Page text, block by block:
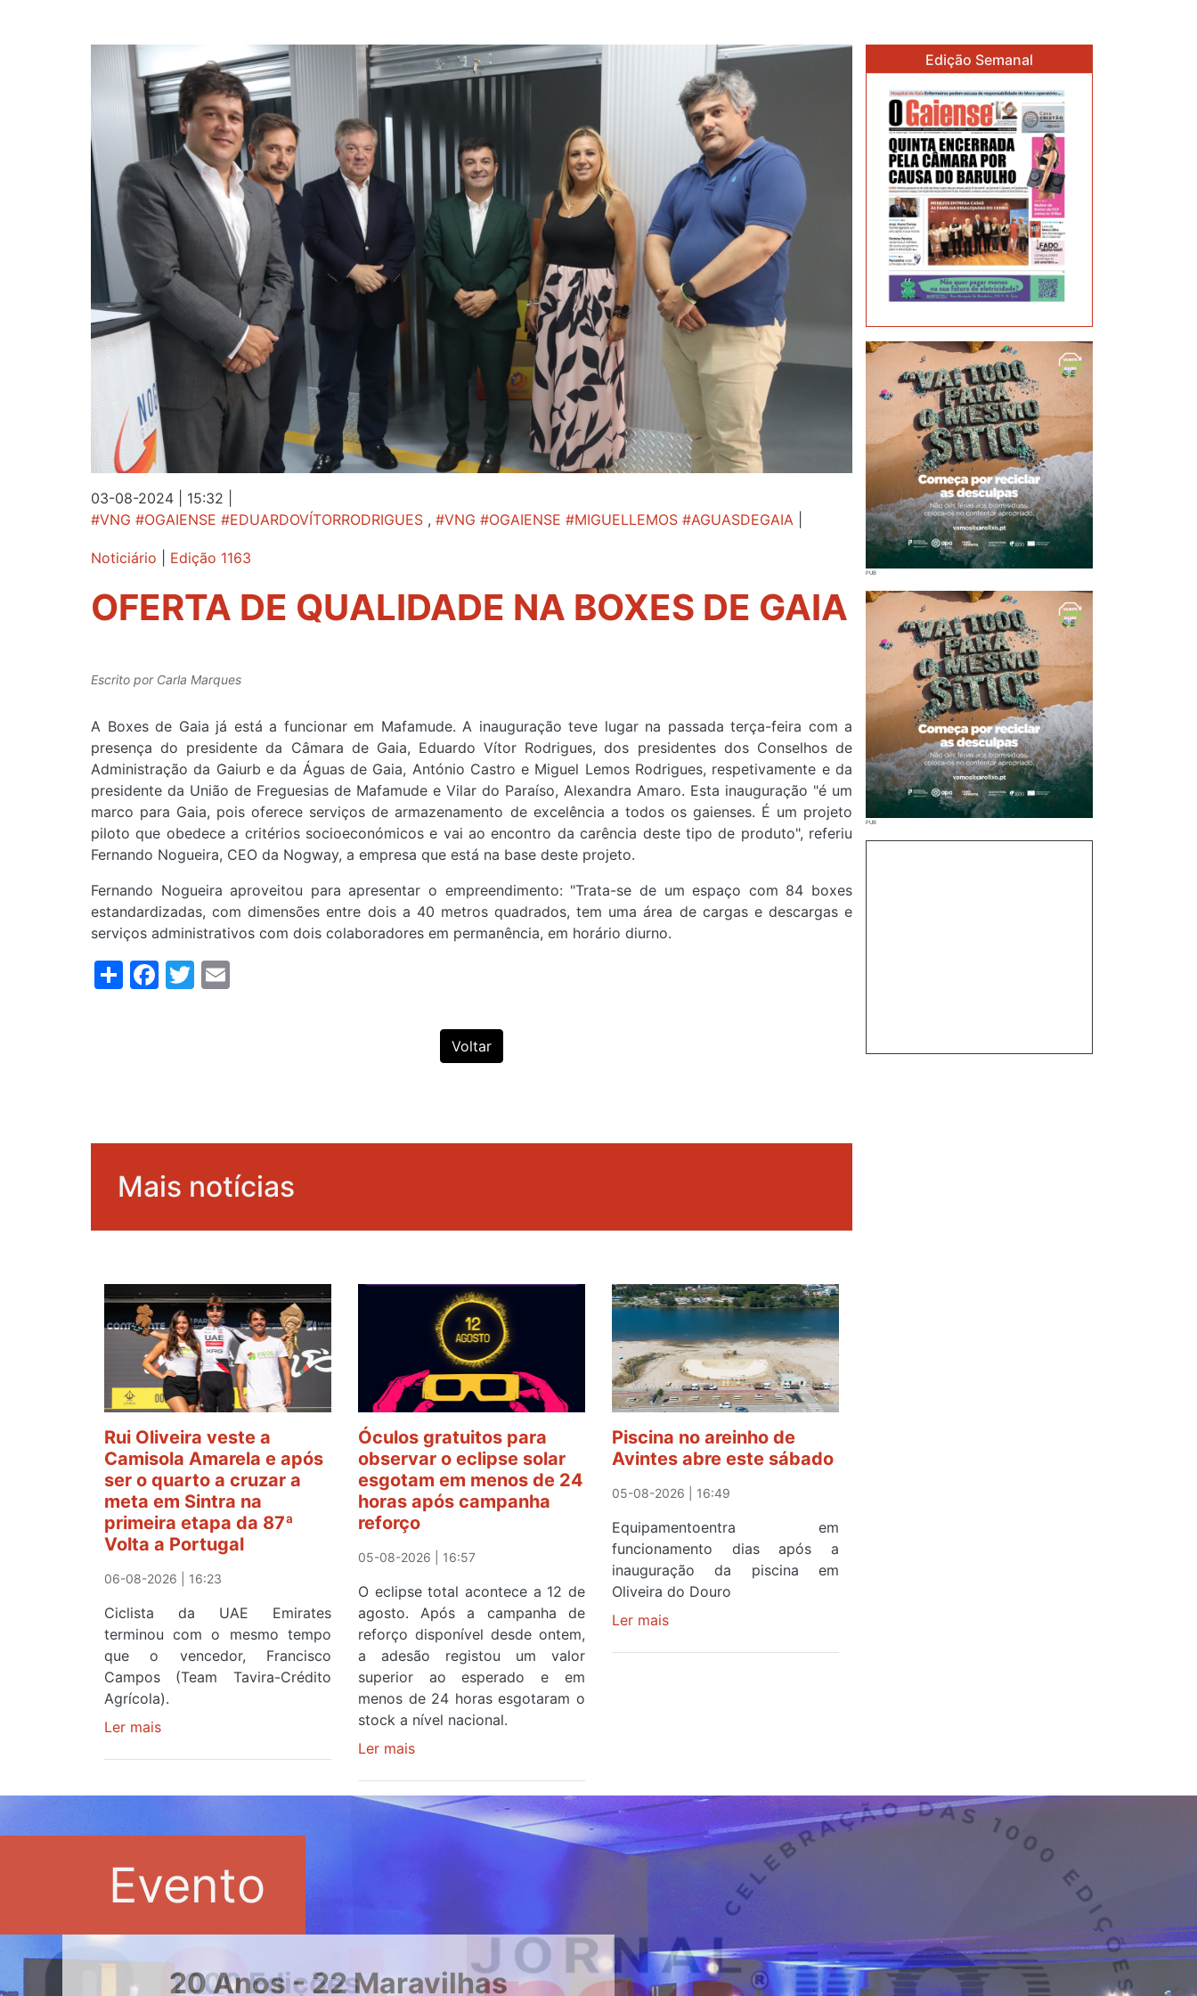
03-08-2024 | 15:32
#VNG #OGAIENSE #EDUARDOVÍTORRODRIGUES , #VNG #OGAIENSE #MIGUELLEMOS #AGUASDEGAIA
Noticiário Edição 1163
OFERTA DE QUALIDADE NA BOXES DE GAIA
Escrito por Carla Marques
A Boxes de Gaia já está a funcionar em Mafamude. A inauguração teve lugar na passada terça-feira com a
presença do presidente da Câmara de Gaia, Eduardo Vítor Rodrigues, dos presidentes dos Conselhos de
Administração da Gaiurb e da Águas de Gaia, António Castro e Miguel Lemos Rodrigues, respetivamente e da
presidente da União de Freguesias de Mafamude e Vilar do Paraíso, Alexandra Amaro. Esta inauguração "é um
marco para Gaia, pois oferece serviços de armazenamento de excelência a todos os gaienses. É um projeto
piloto que obedece a critérios socioeconómicos e vai ao encontro da carência deste tipo de produto", referiu
Fernando Nogueira, CEO da Nogway, a empresa que está na base deste projeto.
Fernando Nogueira aproveitou para apresentar o empreendimento: "Trata-se de um espaço com 84 boxes
estandardizadas, com dimensões entre dois a 40 metros quadrados, tem uma área de cargas e descargas e
serviços administrativos com dois colaboradores em permanência, em horário diurno.
ShareFacebook
Twitter
Voltar
Mais notícias
Rui Oliveira veste a
Camisola Amarela e após
ser o quarto a cruzar a
meta em Sintra na
primeira etapa da 87ª
Volta a Portugal
06-08-2026 | 16:23
Ciclista da UAE Emirates
terminou com o mesmo tempo
que o vencedor, Francisco
Campos (Team Tavira-Crédito
Agrícola).
Ler mais
Camisola
e
após
o
quarto
Óculos gratuitos para
observar o eclipse solar
esgotam em menos de 24
horas após campanha
reforço
05-08-2026 | 16:57
O eclipse total acontece a 12 de
agosto. Após a campanha de
reforço disponível desde ontem,
a adesão registou um valor
superior ao esperado e em
menos de 24 horas esgotaram o
stock a nível nacional.
Ler maissobre
para
esgotam
em
de
Piscina no areinho de
Avintes abre este sábado
05-08-2026 | 16:49
Equipamentoentra em
funcionamento dias após a
inauguração da piscina em
Oliveira do Douro
Ler maissobre
Edição Semanal
Evento
20 Anos - 22 Maravilhas